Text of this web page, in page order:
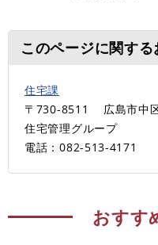
このページに関す
住宅課
〒730-8511
広島市中
住宅管理グループ
電話：082-513-4171
おすす